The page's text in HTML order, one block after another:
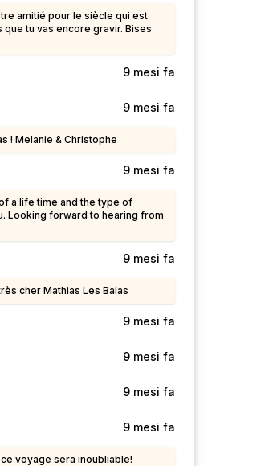
amitié pour le siècle qui est
tu vas encore gravir. Bises
9 mesi fa
9 mesi fa
! Melanie & Christophe
9 mesi fa
a life time and the type of
Looking forward to hearing from
9 mesi fa
cher Mathias Les Balas
9 mesi fa
9 mesi fa
9 mesi fa
9 mesi fa
voyage sera inoubliable!